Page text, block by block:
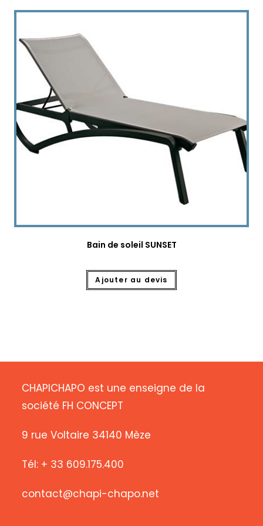
Bain de soleil SUNSET
Ajouter au devis
CHAPICHAPO est une enseigne de la
société FH CONCEPT
9 rue Voltaire 34140 Mèze
Tél: + 33 609.175.400
contact@chapi-chapo.net